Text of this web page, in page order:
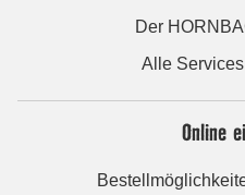
Der
Alle
Online